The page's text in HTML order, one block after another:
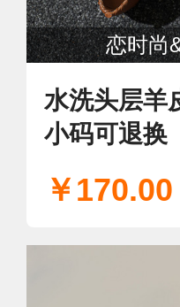
恋时尚
水洗头层羊
小码可退换
￥170.00